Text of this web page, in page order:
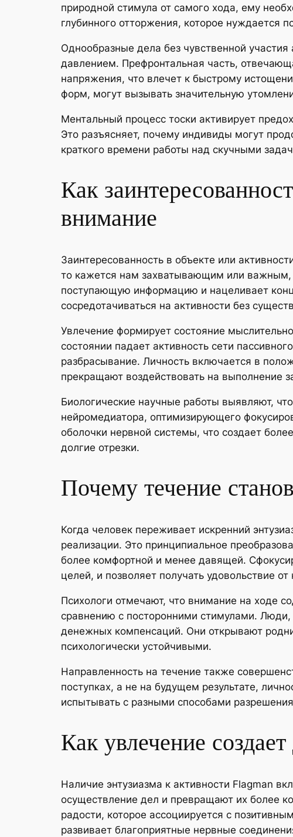
природной стимула от самого хода, ему
глубинного отторжения, которое нуждается
Однообразные дела без чувственной
давлением. Префронтальная часть,
напряжения, что влечет к быстрому
форм, могут вызывать значительную
Ментальный процесс тоски активирует
Это разъясняет, почему индивиды могут
краткого времени работы над скучными
Как
внимание
Заинтересованность в объекте или
то кажется нам захватывающим или важным,
поступающую информацию и нацеливает
сосредотачиваться на активности без
Увлечение формирует состояние
состоянии падает активность сети
разбрасывание. Личность включается в
прекращают воздействовать на выполнение
Биологические научные работы выявляют,
нейромедиатора, оптимизирующего
оболочки нервной системы, что создает
долгие отрезки.
Почему течение
Когда человек переживает искренний
реализации. Это принципиальное
более комфортной и менее давящей.
целей, и позволяет получать удовольствие
Психологи отмечают, что внимание на ходе
сравнению с посторонними стимулами.
денежных компенсаций. Они открывают
психологически устойчивыми.
Направленность на течение также
поступках, а не на будущем результате,
испытывать с разными способами
Как увлечение
Наличие энтузиазма к активности Flagman
осуществление дел и превращают их более
радости, которое ассоциируется с
развивает благоприятные нервные